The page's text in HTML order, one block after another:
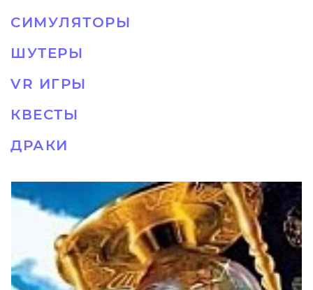
СИМУЛЯТОРЫ
ШУТЕРЫ
VR ИГРЫ
КВЕСТЫ
ДРАКИ